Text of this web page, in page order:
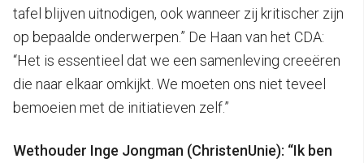
tafel blijven uitnodigen, ook wanneer zij kritischer zijn
op bepaalde onderwerpen.” De Haan van het CDA:
“Het is essentieel dat we een samenleving creeëren
die naar elkaar omkijkt. We moeten ons niet teveel
bemoeien met de initiatieven zelf.”
Wethouder Inge Jongman (ChristenUnie): “Ik ben